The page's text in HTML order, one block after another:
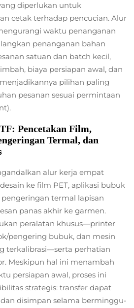
diperlukan untuk
cetak terhadap pencucian. Alur
waktu penanganan
penanganan bahan
satuan dan batch kecil,
biaya persiapan awal, dan
pilihan paling
pesanan sesuai permintaan
Pencetakan Film,
Termal, dan
alur kerja empat
ke film PET, aplikasi bubuk
termal lapisan
panas akhir ke garmen.
peralatan khusus—printer
pengering bubuk, dan mesin
terkalibrasi—serta perhatian
Meskipun hal ini menambah
persiapan awal, proses ini
strategis: transfer dapat
disimpan selama berminggu-